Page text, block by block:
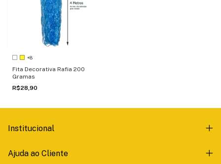
+8
Fita Decorativa Rafia 200
Gramas
R$28,90
Institucional
Ajuda ao Cliente